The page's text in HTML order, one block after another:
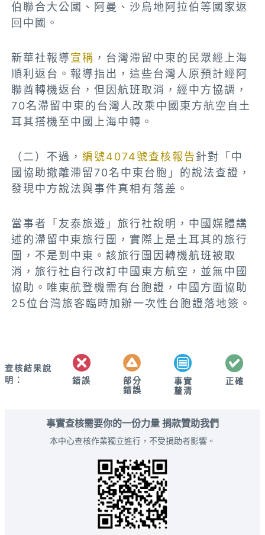
伯聯合大公國、阿曼、沙烏地阿拉伯等國家返
回中國。
新華社報導宣稱 ，台灣滯留中東的民眾經上海
順利返台。報導指出，這些台灣人原預計經阿
聯酋轉機返台，但因航班取消，經中方協調，
70名滯留中東的台灣人改乘中國東方航空自土
耳其搭機至中國上海中轉。
（二）不過，編號4074號查核報告針對「中
國協助撤離滯留70名中東台胞」的說法查證，
發現中方說法與事件真相有落差。
當事者「友泰旅遊」旅行社說明，中國媒體講
述的滯留中東旅行團，實際上是土耳其的旅行
團，不是到中東。該旅行團因轉機航班被取
消，旅行社自行改訂中國東方航空，並無中國
協助。唯東航登機需有台胞證，中國方面協助
25位台灣旅客臨時加辦一次性台胞證落地簽。
查核結果說
明：
錯誤
部分
錯誤
事實
釐清
正確
事實查核需要你的一份力量 捐款贊助我們
本中心查核作業獨立進行，不受捐助者影響。